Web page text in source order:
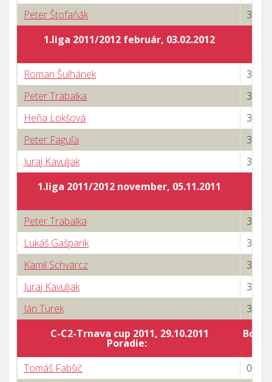
Peter Štofaňák
3 : 0
1.liga 2011/2012 február, 03.02.2012
Roman Šulhánek
3 : 0
Peter Trabalka
3 : 0
Heňa Lokšová
3 : 1
Peter Faguľa
3 : 0
Juraj Kavuljak
3 : 0
1.liga 2011/2012 november, 05.11.2011
Peter Trabalka
3 : 0
Lukáš Gašparík
3 : 1
Kamil Schvarcz
3 : 1
Juraj Kavuljak
3 : 1
Ján Turek
3 : 2
C-C2-Trnava cup 2011, 29.10.2011
Poradie:
Body
Tomáš Fabšič
0 : 3